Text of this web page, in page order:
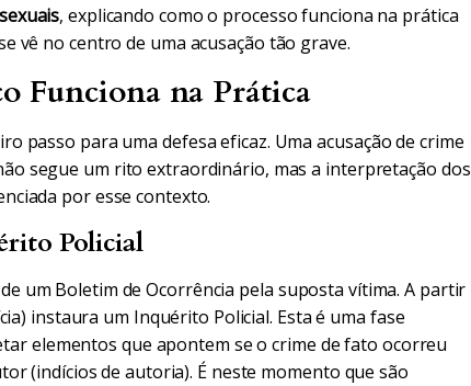
, explicando como o processo funciona na prática
vê no centro de uma acusação tão grave.
Funciona na Prática
passo para uma defesa eficaz. Uma acusação de crime
segue um rito extraordinário, mas a interpretação dos
por esse contexto.
Policial
um Boletim de Ocorrência pela suposta vítima. A partir
instaura um Inquérito Policial. Esta é uma fase
elementos que apontem se o crime de fato ocorreu
(indícios de autoria). É neste momento que são